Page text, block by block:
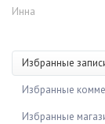
Инна
Избранные
Избранные
Избранные